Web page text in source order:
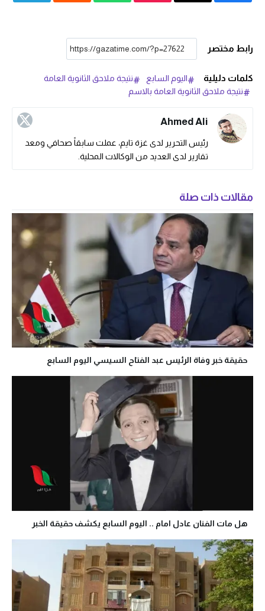
رابط مختصر
كلمات دليلية اليوم السابع
نتيجة ملاحق الثانوية العامة
نتيجة ملاحق الثانوية العامة بالاسم
Ahmed Ali
رئيس التحرير لدى غزة تايم، عملت سابقاً صحافي ومعد
تقارير لدى العديد من الوكالات المحلية.
مقالات ذات صلة
حقيقة خبر وفاة الرئيس عبد الفتاح السيسي اليوم السابع
هل مات الفنان عادل امام .. اليوم السابع يكشف حقيقة الخبر